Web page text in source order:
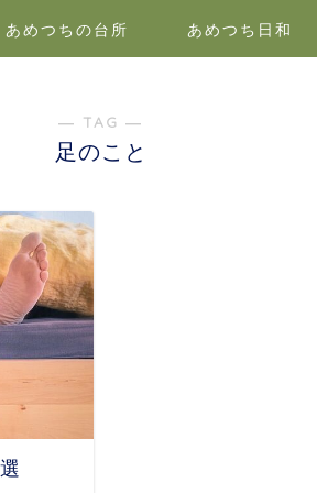
あめつちの台所 あめつち日和
― TAG ―
足のこと